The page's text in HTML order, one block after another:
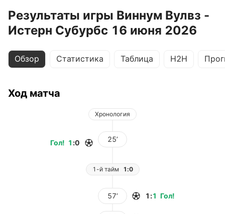
Результаты игры Виннум Вулвз -
Истерн Субурбс 16 июня 2026
Обзор Статистика Таблица H2H
Ход матча
Хронология
Гол! 1 :0 25’
1-й тайм 1:0
57’ Гол!
1 :1